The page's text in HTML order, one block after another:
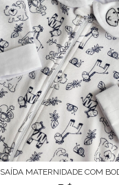
SAÍDA MATERNIDADE COM